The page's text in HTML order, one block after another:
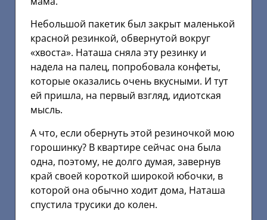
Небольшой пакетик был закрыт маленькой
красной резинкой, обвернутой вокруг
«хвоста». Наташа сняла эту резинку и
надела на палец, попробовала конфеты,
которые оказались очень вкусными. И тут
ей пришла, на первый взгляд, идиотская
мысль.
А что, если обернуть этой резиночкой мою
горошинку? В квартире сейчас она была
одна, поэтому, не долго думая, завернув
край своей короткой широкой юбочки, в
которой она обычно ходит дома, Наташа
спустила трусики до колен.